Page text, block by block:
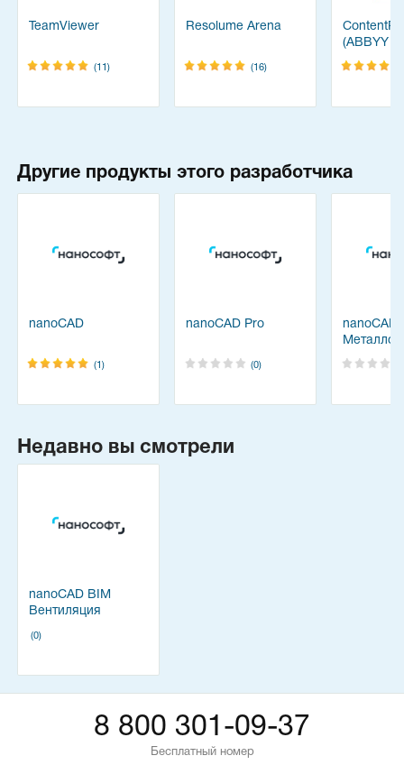
TeamViewer
(11)
Resolume Arena
(16)
(ABBYY
Другие продукты этого разработчика
nanoCAD
(1)
nanoCAD Pro
(0)
nanoCAD
Недавно вы смотрели
nanoCAD BIM
Вентиляция
(0)
8 800 301-09-37
Бесплатный номер